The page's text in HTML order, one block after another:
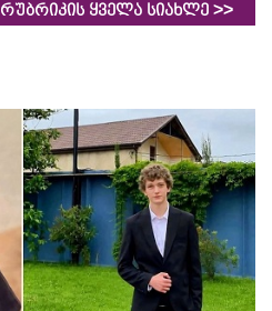
რუბრიკის ყველა სიახლე >>